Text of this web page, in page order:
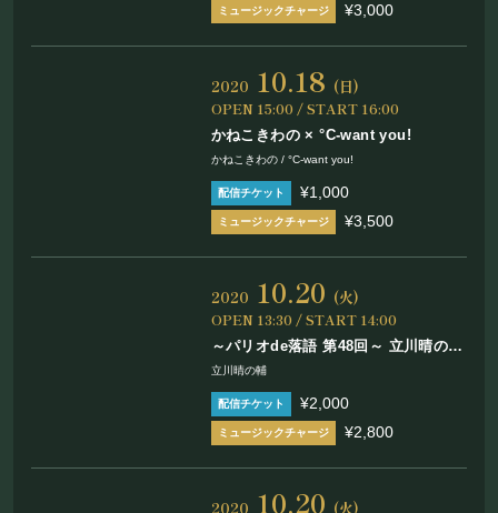
¥3,000
2020 10.18 (日)
OPEN 15:00 / START 16:00
かねこきわの × °C-want you!
かねこきわの / °C-want you!
¥1,000
¥3,500
2020 10.20 (火)
OPEN 13:30 / START 14:00
～パリオde落語 第48回～ 立川晴の輔
“新しい生活様式対応” 独演会 ​間隔を
立川晴の輔
¥2,000
¥2,800
2020 10.20 (火)